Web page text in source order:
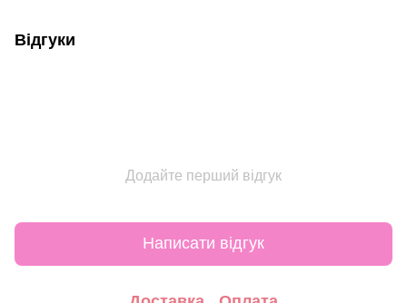
Відгуки
Додайте перший відгук
Написати відгук